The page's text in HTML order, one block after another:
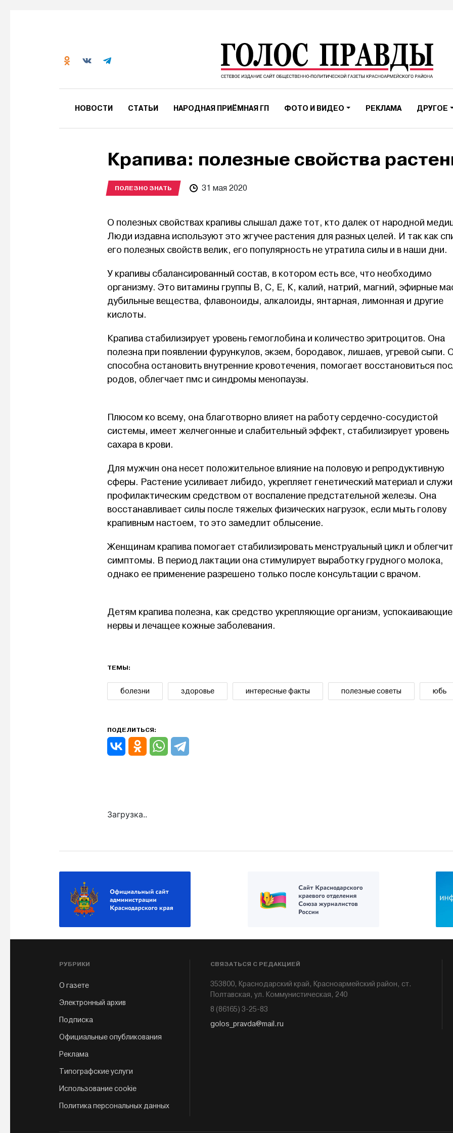
НОВОСТИ СТАТЬИ НАРОДНАЯ ПРИЁМНАЯ ГП ФОТО И ВИДЕО РЕКЛАМА ДРУГОЕ
Крапива: полезные свойства
ПОЛЕЗНО ЗНАТЬ 31 мая 2020
О полезных свойствах крапивы слышал даже тот, кто далек от народной
Люди издавна используют это жгучее растения для разных целей. И так как
его полезных свойств велик, его популярность не утратила силы и в наши дни.
У крапивы сбалансированный состав, в котором есть все, что необходимо
организму. Это витамины группы В, С, Е, К, калий, натрий, магний, эфирные
дубильные вещества, флавоноиды, алкалоиды, янтарная, лимонная и другие
кислоты.
Крапива стабилизирует уровень гемоглобина и количество эритроцитов. Она
полезна при появлении фурункулов, экзем, бородавок, лишаев, угревой сыпи.
способна остановить внутренние кровотечения, помогает восстановиться
родов, облегчает пмс и синдромы менопаузы.
Плюсом ко всему, она благотворно влияет на работу сердечно-сосудистой
системы, имеет желчегонные и слабительный эффект, стабилизирует уровень
сахара в крови.
Для мужчин она несет положительное влияние на половую и репродуктивную
сферы. Растение усиливает либидо, укрепляет генетический материал и
профилактическим средством от воспаление предстательной железы. Она
восстанавливает силы после тяжелых физических нагрузок, если мыть голову
крапивным настоем, то это замедлит облысение.
Женщинам крапива помогает стабилизировать менструальный цикл и
симптомы. В период лактации она стимулирует выработку грудного молока,
однако ее применение разрешено только после консультации с врачом.
Детям крапива полезна, как средство укрепляющие организм, успокаивающие
нервы и лечащее кожные заболевания.
ТЕМЫ:
болезни здоровье интересные факты полезные советы юбь
ПОДЕЛИТЬСЯ:
Загрузка..
РУБРИКИ
О газете
Электронный архив
Подписка
Официальные опубликования
Реклама
Типографские услуги
Использование cookie
Политика персональных данных
СВЯЗАТЬСЯ С РЕДАКЦИЕЙ
353800, Краснодарский край, Красноармейский район, ст.
Полтавская, ул. Коммунистическая, 240
8 (86165) 3-25-83
golos_pravda@mail.ru